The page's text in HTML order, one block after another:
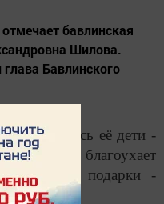
бавлинская
Шилова.
Бавлинского
собрались её дети -
комнате благоухает
на столе подарки -
90 лет.